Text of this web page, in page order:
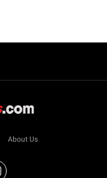
About Us